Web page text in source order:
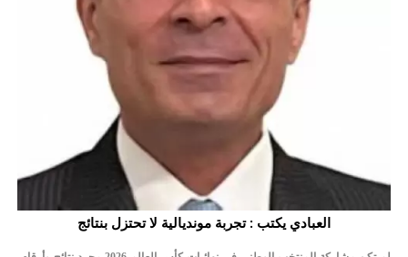
العلم
الملك يلتقي مجموعة من رفاق السلاح
الملك يتلقى اتصالا هاتفيا من العاهل البحريني
القاضي محمود أحمد فريحات.. مبارك ومزيدا من التوفيق
عارف بيك فريحات.. مبارك وبكم تزهو المناصب
العبادي يكتب : تجربة مونديالية لا تحتزل بنتائج